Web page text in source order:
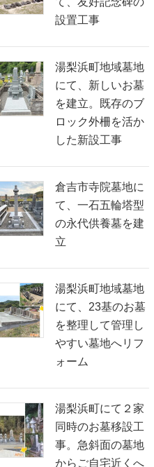
設置工事
湯梨浜町地域墓地
にて、新しいお墓
を建立。既存のブ
ロック外柵を活か
した新設工事
倉吉市寺院墓地に
て、一石五輪塔型
の永代供養墓を建
立
湯梨浜町地域墓地
にて、23基のお墓
を整理して管理し
やすい墓地へリフ
ォーム
湯梨浜町にて２家
同時のお墓移設工
事。急斜面の墓地
からご自宅近くへ